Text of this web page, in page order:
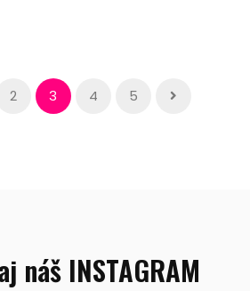
2 3 4 5
náš INSTAGRAM